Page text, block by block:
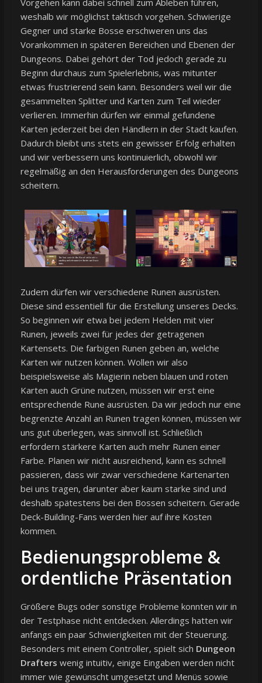
weshalb wir möglichst taktisch vorgehen. Schwierige
Gegner und starke Bosse erschweren uns das
Vorankommen in späteren Bereichen und Ebenen der
Dungeons. Dabei gehört der Tod jedoch gerade zu
Beginn durchaus zum Spielerlebnis, was mitunter
etwas frustrierend sein kann. Besonders weil wir die
gesammelten Splitter und Karten zum Teil wieder
verlieren. Immerhin dürfen wir einmal gefundene
Karten jederzeit bei den Händlern in der Stadt kaufen.
Dadurch bleibt uns stets ein gewisser Erfolg erhalten
und wir verbessern uns kontinuierlich, obwohl wir
regelmäßig an den Herausforderungen des Dungeons
scheitern.
Zudem dürfen wir verschiedene Runen ausrüsten.
Diese sind essentiell für die Erstellung unseres Decks.
So beginnen wir etwa bei jedem Helden mit vier
Runen, jeweils zwei für jedes der getragenen
Kartensets. Die farbigen Runen geben an, welche
Karten wir nutzen können. Wollen wir also
beispielsweise als Magierin neben blauen und roten
Karten auch Grüne nutzen, müssen wir erst eine
entsprechende Rune ausrüsten. Da wir jedoch nur eine
begrenzte Anzahl an Runen tragen können, müssen wir
uns gut überlegen, was sinnvoll ist. Schließlich
erfordern stärkere Karten auch mehr Runen einer
Farbe. Planen wir nicht ausreichend, kann es schnell
passieren, dass wir zwar verschiedene Kartenarten
bei uns tragen, darunter aber kaum starke sind und
deshalb spätestens bei den Bossen scheitern. Gerade
Deck-Building-Fans werden hier auf ihre Kosten
kommen.
Bedienungsprobleme &
ordentliche Präsentation
Größere Bugs oder sonstige Probleme konnten wir in
der Testphase nicht entdecken. Allerdings hatten wir
anfangs ein paar Schwierigkeiten mit der Steuerung.
Besonders mit einem Controller, spielt sich Dungeon
Drafters wenig intuitiv, einige Eingaben werden nicht
immer wie gewünscht umgesetzt und Menüs sowie